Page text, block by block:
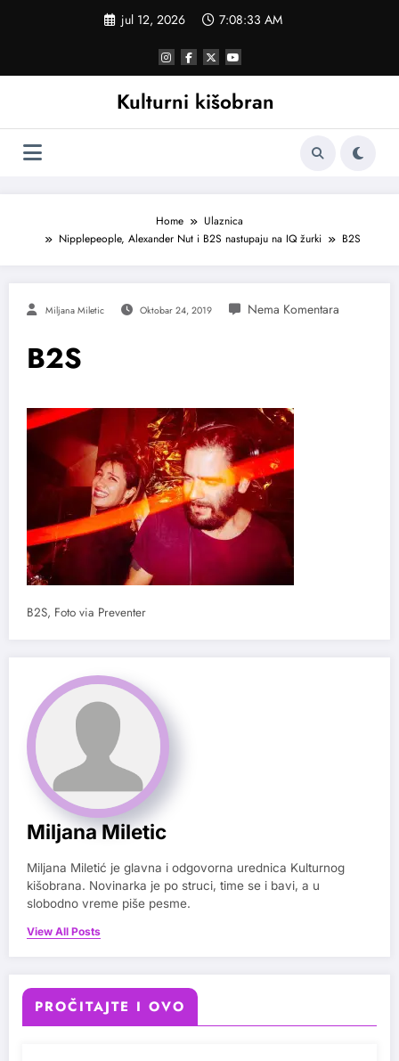
jul 12, 2026 7:08:34 AM
Kulturni kišobran
Home
Ulaznica
Nipplepeople, Alexander Nut i B2S nastupaju na IQ žurki
B2S
Miljana Miletic Oktobar 24, 2019
B2S
B2S, Foto via Preventer
Miljana Miletic
Miljana Miletić je glavna i odgovorna urednica Kulturnog
kišobrana. Novinarka je po struci, time se i bavi, a u
slobodno vreme piše pesme.
View All Posts
PROČITAJTE I OVO